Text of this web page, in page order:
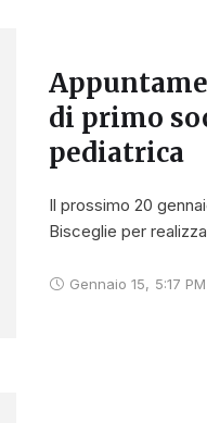
di primo
pediatrica
Il prossimo 20
Bisceglie per
Gennaio 15, 5:17 PM